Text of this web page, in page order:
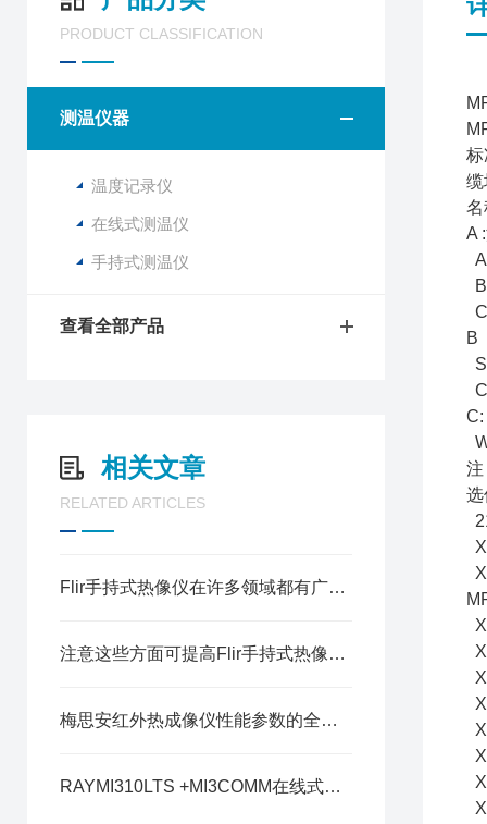
PRODUCT CLASSIFICATION
测温仪器
温度记录仪
在线式测温仪
手持式测温仪
查看全部产品
相关文章
RELATED ARTICLES
Flir手持式热像仪在许多领域都有广泛的应用
注意这些方面可提高Flir手持式热像仪的测量精度
梅思安红外热成像仪性能参数的全面解析
RAYMI310LTS +MI3COMM在线式红外测温仪
标
缆
名
A :
B
C:
注
选